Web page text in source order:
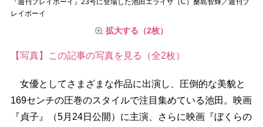
『週刊プレイボーイ』23号に登場した池田エライザ（C）桑島智輝／週刊プ
レイボーイ
拡大する（2枚）
【写真】この記事の写真を見る（全2枚）
女優としてさまざまな作品に出演し、圧倒的な美貌と
169センチの圧巻のスタイルで注目集めている池田。映画
『貞子』（5月24日公開）に主演、さらに映画『ぼくらの